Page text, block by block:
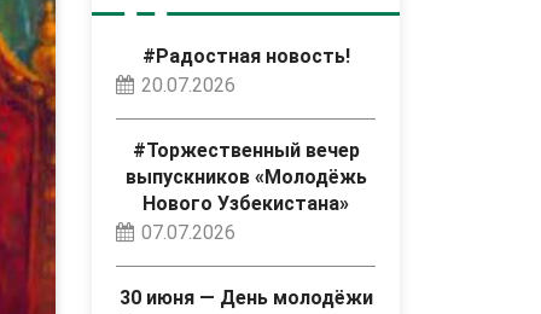
#Радостная новость!
20.07.2026
#Торжественный вечер
выпускников «Молодёжь
Нового Узбекистана»
07.07.2026
30 июня — День молодёжи